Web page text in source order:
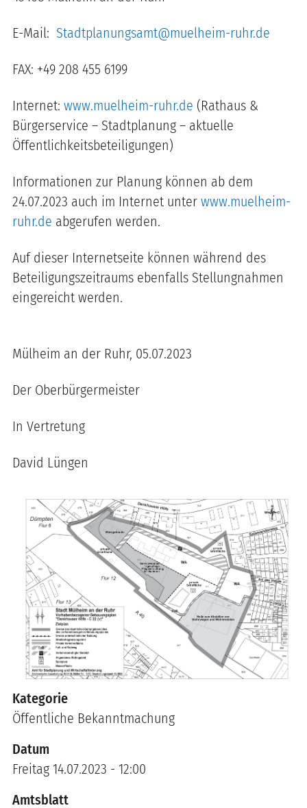
E-Mail: Stadtplanungsamt@muelheim-ruhr.de
FAX: +49 208 455 6199
Internet: www.muelheim-ruhr.de (Rathaus &
Bürgerservice – Stadtplanung – aktuelle
Öffentlichkeitsbeteiligungen)
Informationen zur Planung können ab dem
24.07.2023 auch im Internet unter www.muelheim-
ruhr.de abgerufen werden.
Auf dieser Internetseite können während des
Beteiligungszeitraums ebenfalls Stellungnahmen
eingereicht werden.
Mülheim an der Ruhr, 05.07.2023
Der Oberbürgermeister
In Vertretung
David Lüngen
Kategorie
Öffentliche Bekanntmachung
Datum
Freitag 14.07.2023 - 12:00
Amtsblatt